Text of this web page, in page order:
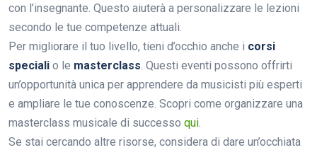
con l’insegnante. Questo aiuterà a personalizzare le lezioni
secondo le tue competenze attuali.
Per migliorare il tuo livello, tieni d’occhio anche i corsi
speciali o le masterclass. Questi eventi possono offrirti
un’opportunità unica per apprendere da musicisti più esperti
e ampliare le tue conoscenze. Scopri come organizzare una
masterclass musicale di successo qui.
Se stai cercando altre risorse, considera di dare un’occhiata